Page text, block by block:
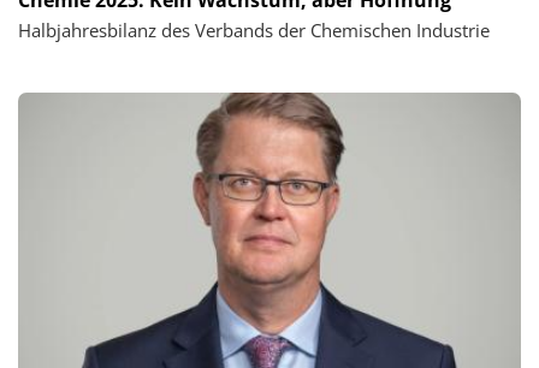
Halbjahresbilanz des Verbands der Chemischen Industrie